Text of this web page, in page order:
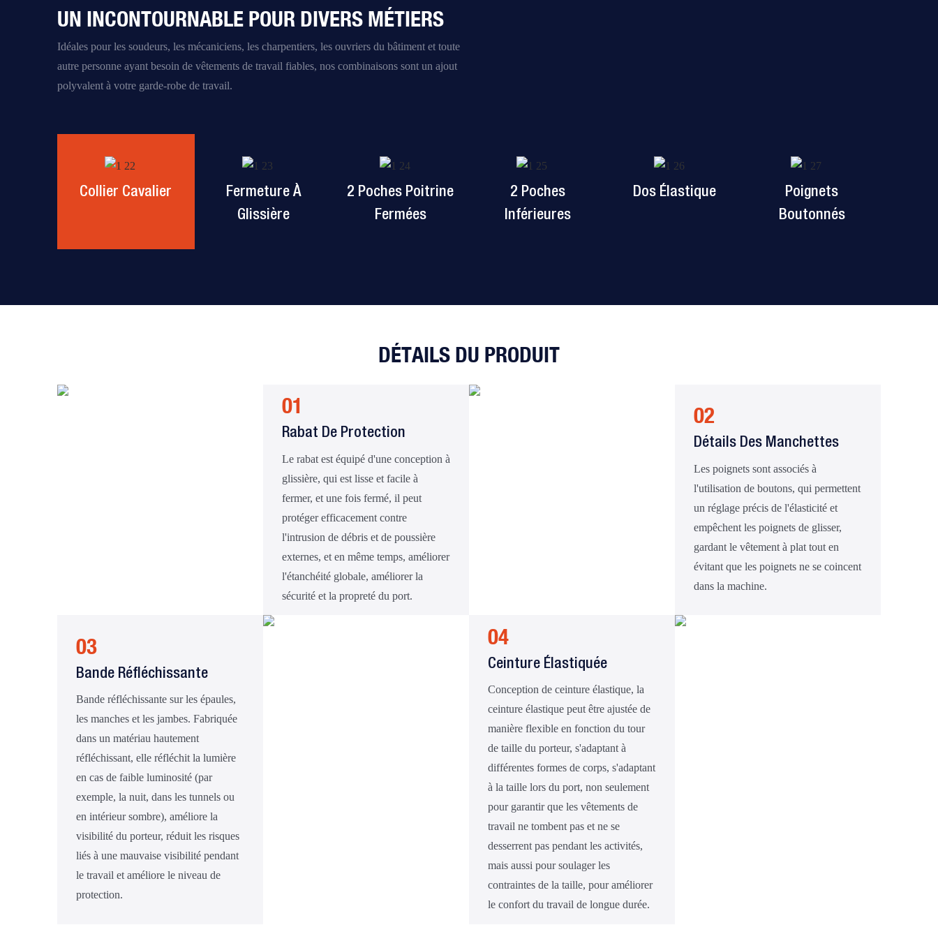
UN INCONTOURNABLE POUR DIVERS MÉTIERS
Idéales pour les soudeurs, les mécaniciens, les charpentiers, les ouvriers du bâtiment et toute
autre personne ayant besoin de vêtements de travail fiables, nos combinaisons sont un ajout
polyvalent à votre garde-robe de travail.
Collier Cavalier
Fermeture À
Glissière
2 Poches Poitrine
Fermées
2 Poches
Inférieures
Dos Élastique
Poignets
Boutonnés
DÉTAILS DU PRODUIT
01
Rabat De Protection
Le rabat est équipé d'une conception à
glissière, qui est lisse et facile à
fermer, et une fois fermé, il peut
protéger efficacement contre
l'intrusion de débris et de poussière
externes, et en même temps, améliorer
l'étanchéité globale, améliorer la
sécurité et la propreté du port.
02
Détails Des Manchettes
Les poignets sont associés à
l'utilisation de boutons, qui permettent
un réglage précis de l'élasticité et
empêchent les poignets de glisser,
gardant le vêtement à plat tout en
évitant que les poignets ne se coincent
dans la machine.
03
Bande Réfléchissante
Bande réfléchissante sur les épaules,
les manches et les jambes. Fabriquée
dans un matériau hautement
réfléchissant, elle réfléchit la lumière
en cas de faible luminosité (par
exemple, la nuit, dans les tunnels ou
en intérieur sombre), améliore la
visibilité du porteur, réduit les risques
liés à une mauvaise visibilité pendant
le travail et améliore le niveau de
protection.
04
Ceinture Élastiquée
Conception de ceinture élastique, la
ceinture élastique peut être ajustée de
manière flexible en fonction du tour
de taille du porteur, s'adaptant à
différentes formes de corps, s'adaptant
à la taille lors du port, non seulement
pour garantir que les vêtements de
travail ne tombent pas et ne se
desserrent pas pendant les activités,
mais aussi pour soulager les
contraintes de la taille, pour améliorer
le confort du travail de longue durée.